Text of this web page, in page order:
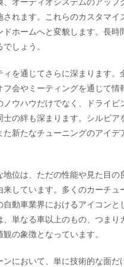
れます。これらのカスタマイ
ホームへと変貌します。長時
しょう。
を通じてさらに深まります。
会やミーティングを通じて情
ウハウだけでなく、ドライビ
の絆も深まります。シルビア
新たなチューニングのアイデ
位は、ただの性能や見た目の
しています。多くのカーチュ
動車業界におけるアイコンと
単なる車以上のもの、つまり
の象徴となっています。
において、単に技術的な面だ